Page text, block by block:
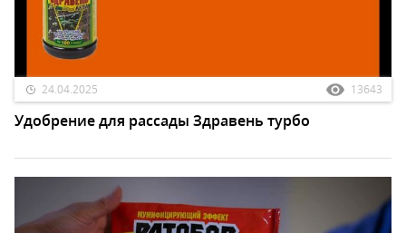
24.04.2025 13643
Удобрение для рассады Здравень турбо